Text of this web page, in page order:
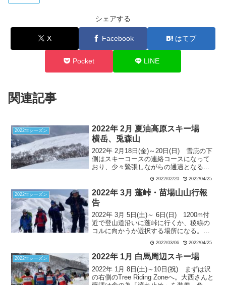
シェアする
X Facebook はてブ
Pocket LINE
関連記事
2022年シーズン
2022年 2月 夏油高原スキー場
横岳、兎森山
2022年 2月18日(金)～20日(日) 雪庇の下
側はスキーコースの連絡コースになって
おり、少々緊張しながらの通過となる。
シールを外し、北東面を快適に200m滑
走。トラバースして子兎森山へ向かい、
ここから東面を滑走し登り返す。尾根に
近づくほど雪質が良く、翌日の滑走候補
としてゲレンデにでる。ここで天候が急
変、シールを剥がしている間にコースも
分からなくなるほどの吹雪状態となる。
2022/02/20 2022/04/25
2022年シーズン
2022年 3月 蓬峠・苗場山山行報
告
2022年 3月 5日(土)～ 6日(日) 1200m付
近で登山道沿いに蓬峠に行くか、稜線の
コルに向かうか選択する場所になる。今
回は下山後の長い車移動があるので、よ
り短いコルへのルートに決断して蓬新道
ルートを離れる。コルの直下には多少の
雪庇が発達していたが、ルート取りで雪
庇直下を回避できそうと判断する。そし
て、11時半頃に稜線のコルに到着。展望
2022/03/06 2022/04/25
2022年シーズン 2022年 1月 白馬周辺スキー場
2022年 1月 8日(土)～10日(祝) まずは沢
の右側のTree Riding Zoneへ。大西さんと